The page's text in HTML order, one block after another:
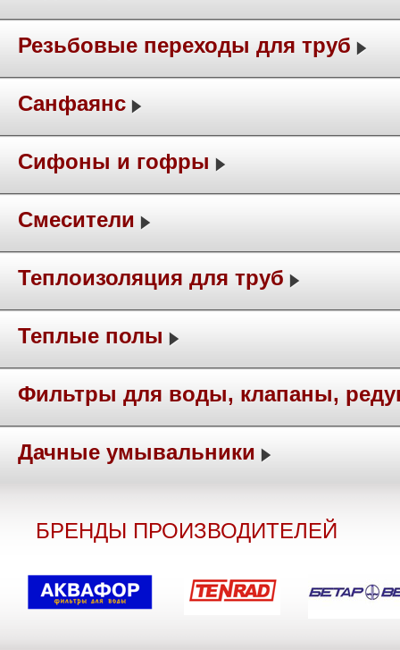
Резьбовые переходы для труб
Санфаянс
Сифоны и гофры
Смесители
Теплоизоляция для труб
Теплые полы
Фильтры для воды, клапаны,
Дачные умывальники
БРЕНДЫ ПРОИЗВОДИТЕЛЕЙ